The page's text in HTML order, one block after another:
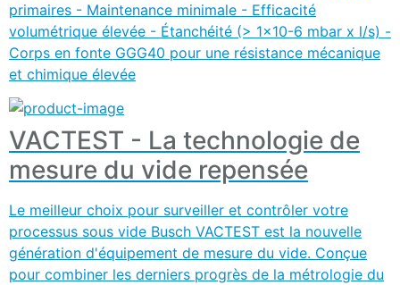
primaires - Maintenance minimale - Efficacité
volumétrique élevée - Étanchéité (> 1x10-6 mbar x l/s) -
Corps en fonte GGG40 pour une résistance mécanique
et chimique élevée
VACTEST - La technologie de
mesure du vide repensée
Le meilleur choix pour surveiller et contrôler votre
processus sous vide Busch VACTEST est la nouvelle
génération d'équipement de mesure du vide. Conçue
pour combiner les derniers progrès de la métrologie du